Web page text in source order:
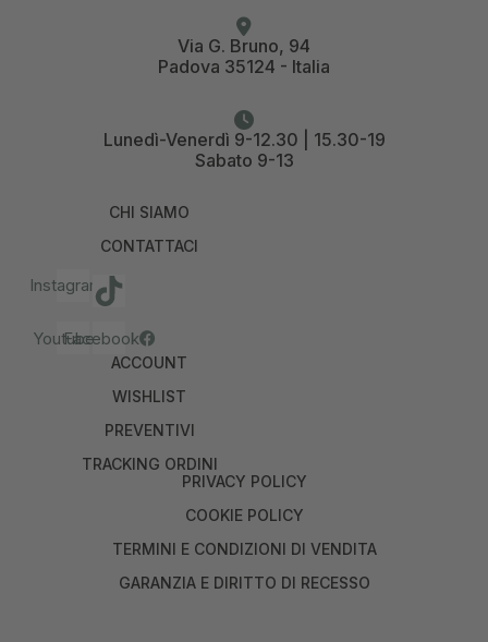
Via G. Bruno, 94
Padova 35124 - Italia
Lunedì-Venerdì 9-12.30 | 15.30-19
Sabato 9-13
CHI SIAMO
CONTATTACI
Instagram
YoutubeFacebook
ACCOUNT
WISHLIST
PREVENTIVI
TRACKING ORDINI
PRIVACY POLICY
COOKIE POLICY
TERMINI E CONDIZIONI DI VENDITA
GARANZIA E DIRITTO DI RECESSO